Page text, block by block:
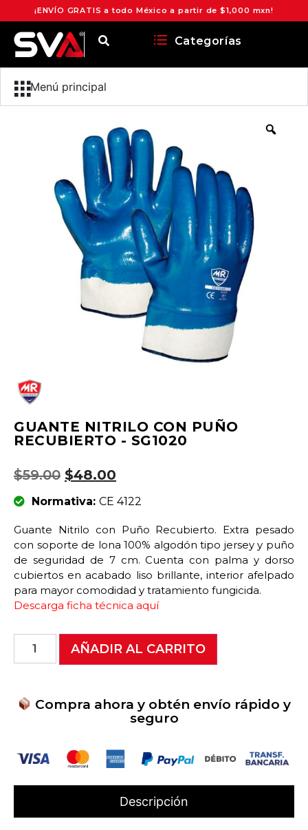
¡ENVÍO GRATIS a todo México a partir de $1,000 mxn!
Categorías
Menú principal
GUANTE NITRILO CON PUÑO
RECUBIERTO - SG1020
$59.00 $48.00
Normativa: CE 4122
Guante Nitrilo con Puño Recubierto. Extra pesado
con soporte de lona 100% algodón tipo jersey y puño
de seguridad de 7 cm. Cuenta con palma y dorso
cubiertos en acabado liso brillante, interior afelpado
para mayor comodidad y tratamiento fungicida.
Descarga ficha técnica aquí
AÑADIR AL CARRITO
Compra ahora y obtén envío rápido y
seguro
Descripción